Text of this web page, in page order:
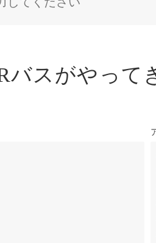
バスがやって